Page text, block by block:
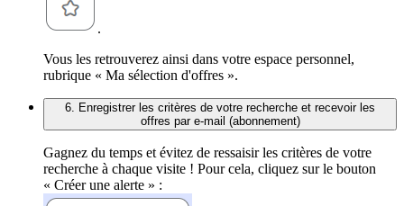
.
Vous les retrouverez ainsi dans votre espace personnel,
rubrique « Ma sélection d'offres ».
6. Enregistrer les critères de votre recherche et recevoir les
offres par e-mail (abonnement)
Gagnez du temps et évitez de ressaisir les critères de votre
recherche à chaque visite ! Pour cela, cliquez sur le bouton
« Créer une alerte » :